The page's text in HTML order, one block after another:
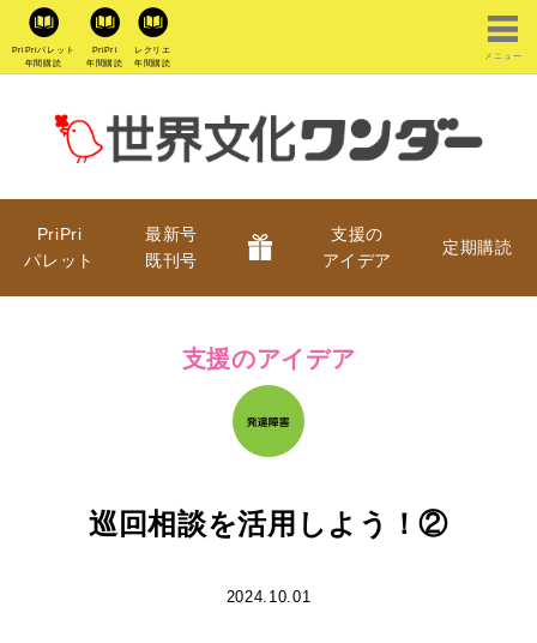
PriPriパレット
年間購読
PriPri
年間購読
レクリエ
年間購読
メニュー
PriPri
パレット
最新号
既刊号
支援の
アイデア
定期購読
支援のアイデア
巡回相談を活用しよう！②
2024.10.01